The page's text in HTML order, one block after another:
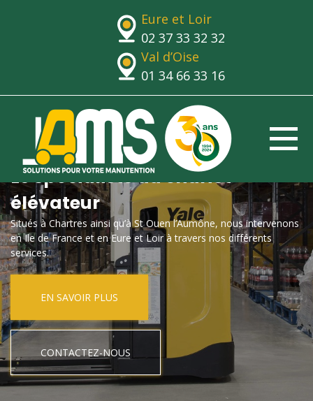
Eure et Loir
02 37 33 32 32
Val d’Oise
01 34 66 33 16
Le spécialiste du chariot
élévateur
Situés à Chartres ainsi qu’à St Ouen l’Aumône, nous intervenons
en Ile de France et en Eure et Loir à travers nos différents
services.
EN SAVOIR PLUS
CONTACTEZ-NOUS